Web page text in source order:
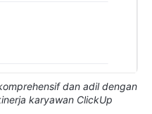
dan adil dengan
karyawan ClickUp